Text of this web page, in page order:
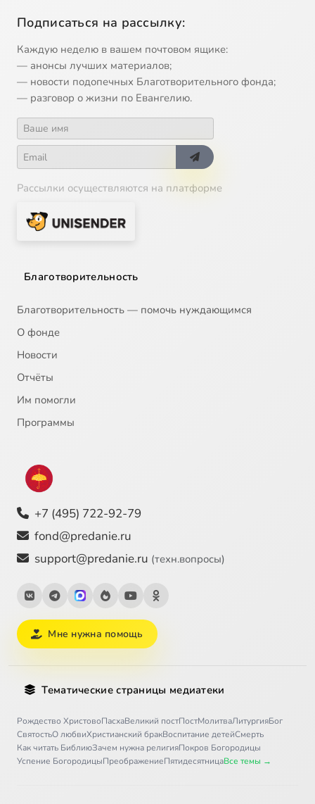
Подписаться на рассылку:
Каждую неделю в вашем почтовом ящике:
— анонсы лучших материалов;
— новости подопечных Благотворительного фонда;
— разговор о жизни по Евангелию.
Рассылки осуществляются на платформе
Благотворительность
Благотворительность — помочь нуждающимся
О фонде
Новости
Отчёты
Им помогли
Программы
+7 (495) 722-92-79
fond@predanie.ru
support@predanie.ru (техн.вопросы)
Мне нужна помощь
Тематические страницы медиатеки
Рождество ХристовоПасхаВеликий постПостМолитваЛитургияБог
СвятостьО любвиХристианский бракВоспитание детейСмерть
Как читать БиблиюЗачем нужна религияПокров Богородицы
Успение БогородицыПреображениеПятидесятницаВсе темы →